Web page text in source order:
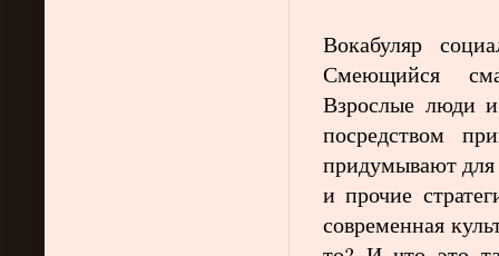
Вокабуляр
Смеющийся
Взрослые люди
посредством
придумывают для
и прочие
современная